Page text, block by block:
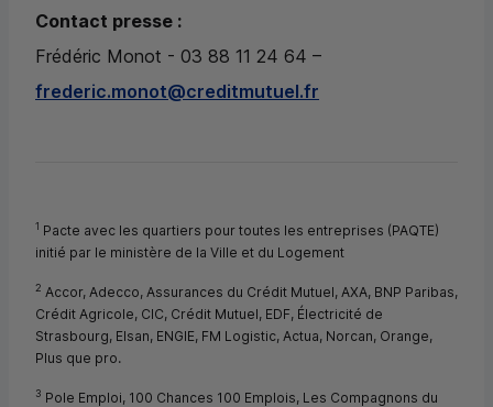
Contact presse :
Frédéric Monot - 03 88 11 24 64 –
frederic.monot@creditmutuel.fr
1 Pacte avec les quartiers pour toutes les entreprises (PAQTE)
initié par le ministère de la Ville et du Logement
2 Accor, Adecco, Assurances du Crédit Mutuel, AXA, BNP Paribas,
Crédit Agricole, CIC, Crédit Mutuel, EDF, Électricité de
Strasbourg, Elsan, ENGIE, FM Logistic, Actua, Norcan, Orange,
Plus que pro.
3 Pole Emploi, 100 Chances 100 Emplois, Les Compagnons du